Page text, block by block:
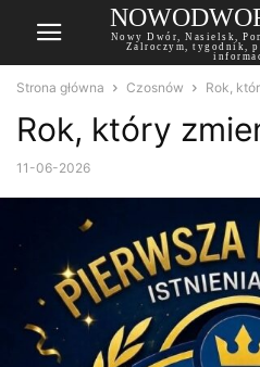
Nowy Dwór, Nasielsk,
Zalroczym, tygodnik,
Strona główna Czosnów Rok,
Rok, który
11-06-2026